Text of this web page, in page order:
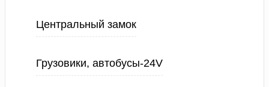
Центральный замок
Грузовики, автобусы-24V